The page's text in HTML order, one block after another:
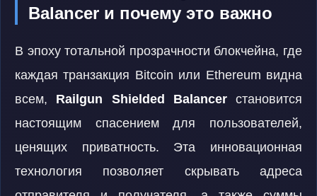
Balancer и почему это важно
В эпоху тотальной прозрачности блокчейна, где
каждая транзакция Bitcoin или Ethereum видна
всем, Railgun Shielded Balancerстановится
настоящим спасением для пользователей,
ценящих приватность. Эта инновационная
технология позволяет скрывать адреса